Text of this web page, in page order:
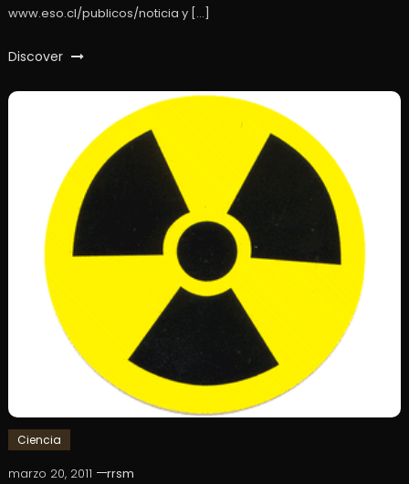
www.eso.cl/publicos/noticia y […]
Discover
Ciencia
marzo 20, 2011 rrsm